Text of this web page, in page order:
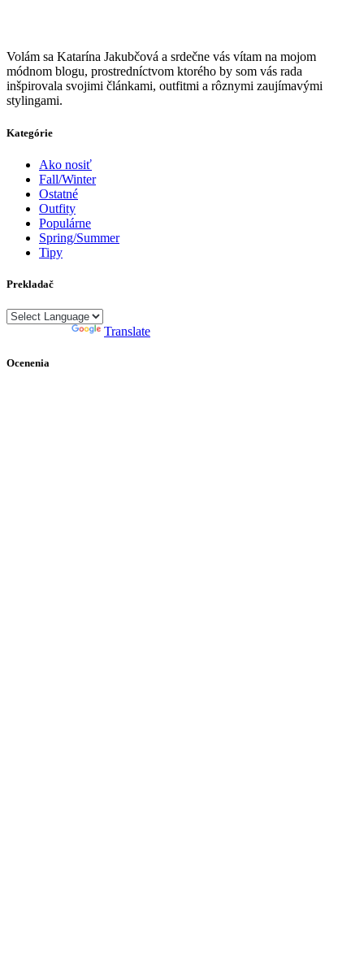
Volám sa Katarína Jakubčová a srdečne vás vítam na mojom
módnom blogu, prostredníctvom ktorého by som vás rada
inšpirovala svojimi článkami, outfitmi a rôznymi zaujímavými
stylingami.
Kategórie
Ako nosiť
Fall/Winter
Ostatné
Outfity
Populárne
Spring/Summer
Tipy
Prekladač
Translate
Ocenenia